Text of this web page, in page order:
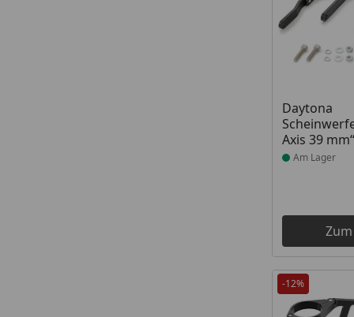
Daytona
Axis 39 mm“
Produkt am
Am Lager
-12%